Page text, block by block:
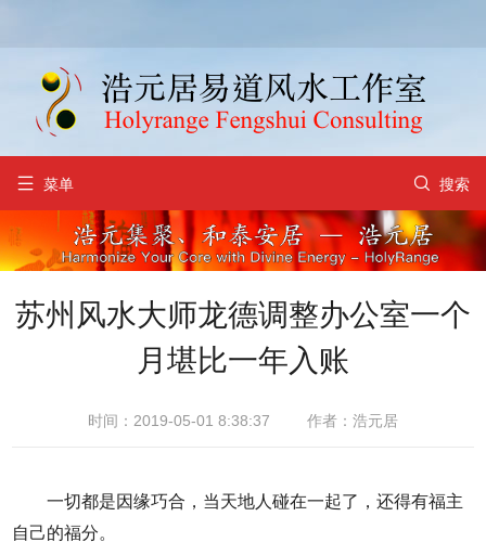
 菜单  搜索
苏州风水大师龙德调整办公室一个
月堪比一年入账
时间：2019-05-01 8:38:37 作者：浩元居
一切都是因缘巧合，当天地人碰在一起了，还得有福主
自己的福分。